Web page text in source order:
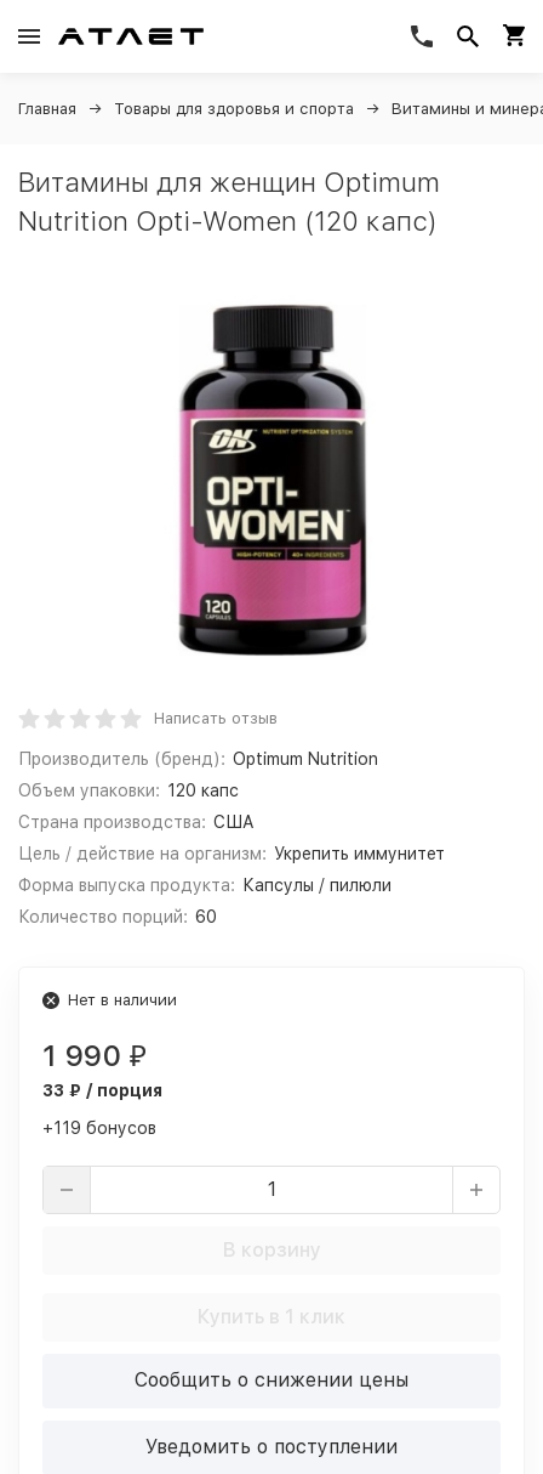
Главная Товары для здоровья и спорта Витамины и
Витамины для женщин Optimum
Nutrition Opti-Women (120 капс)
Написать отзыв
Производитель (бренд): Optimum Nutrition
Объем упаковки: 120 капс
Страна производства: США
Цель / действие на организм: Укрепить иммунитет
Форма выпуска продукта:
Капсулы / пилюли
Количество порций: 60
Нет в наличии
1 990 ₽
33 ₽ / порция
+119 бонусов
В корзину
Купить в 1 клик
Сообщить о снижении цены
Уведомить о поступлении